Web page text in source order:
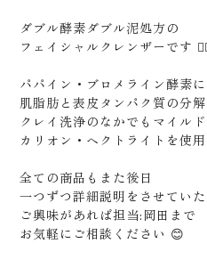
ダブル酵素ダブル泥処方の
フェイシャルクレンザーです
パパイン・ブロメライン酵素に
肌脂肪と表皮タンパク質の分
クレイ洗浄のなかでもマイル
カリオン・ヘクトライトを使用
全ての商品もまた後日
一つずつ詳細説明をさせていた
ご興味があれば担当:岡田まで
お気軽にご相談ください 😊